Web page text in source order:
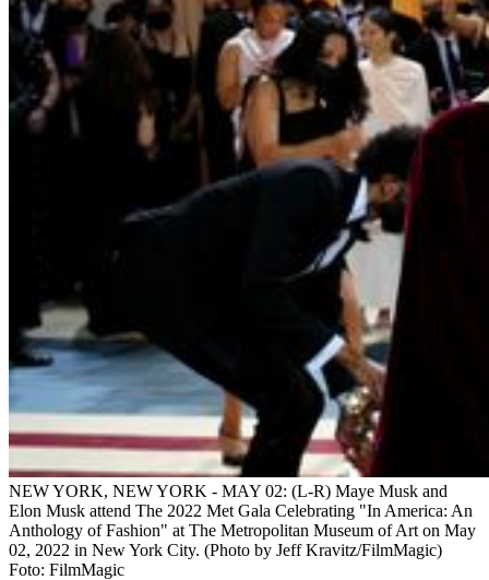
NEW YORK, NEW YORK - MAY 02: (L-R) Maye Musk and
Elon Musk attend The 2022 Met Gala Celebrating "In America: An
Anthology of Fashion" at The Metropolitan Museum of Art on May
02, 2022 in New York City. (Photo by Jeff Kravitz/FilmMagic)
Foto: FilmMagic